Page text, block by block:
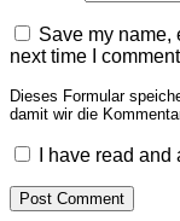
Save my name,
next time I
Dieses Formular
damit wir die
I have read